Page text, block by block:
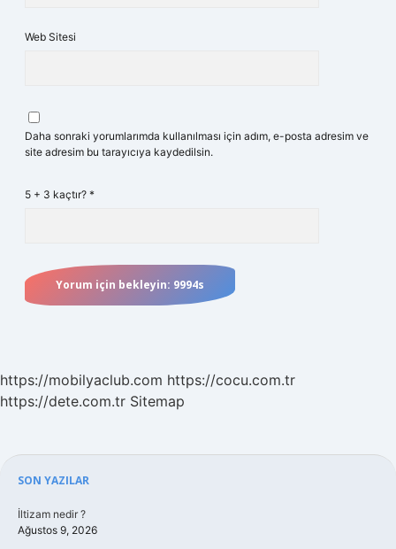
Web Sitesi
Daha sonraki yorumlarımda kullanılması için adım, e-posta adresim ve
site adresim bu tarayıcıya kaydedilsin.
5 + 3 kaçtır? *
https://mobilyaclub.com https://cocu.com.tr
https://dete.com.tr Sitemap
Sidebar
SON YAZILAR
İltizam nedir ?
Ağustos 9, 2026